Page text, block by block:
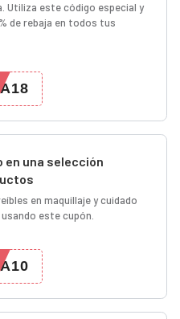
Utiliza este código especial y
de rebaja en todos tus
en una selección
en maquillaje y cuidado
este cupón.